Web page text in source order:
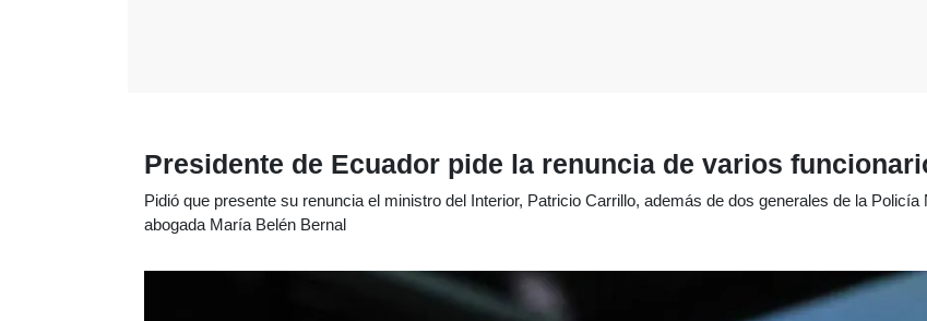
Presidente de Ecuador pide la renuncia de varios
Pidió que presente su renuncia el ministro del Interior, Patricio Carrillo, además de dos generales de la
abogada María Belén Bernal